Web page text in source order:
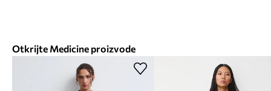
Otkrijte Medicine proizvode